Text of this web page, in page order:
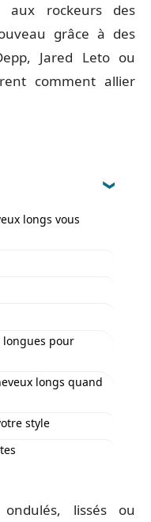
aux rockeurs des
grâce à des
Jared Leto ou
comment allier
longs vous
longues pour
longs quand
style
ondulés, lissés ou